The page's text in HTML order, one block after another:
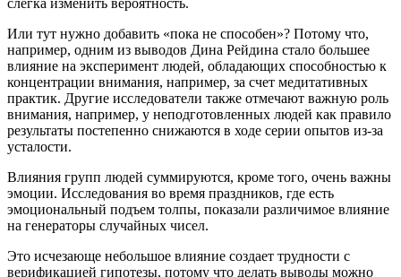
Или тут нужно добавить «пока не способен»? Потому что,
например, одним из выводов Дина Рейдина стало большее
влияние на эксперимент людей, обладающих способностью к
концентрации внимания, например, за счет медитативных
практик. Другие исследователи также отмечают важную роль
внимания, например, у неподготовленных людей как правило
результаты постепенно снижаются в ходе серии опытов из-за
усталости.
Влияния групп людей суммируются, кроме того, очень важны
эмоции. Исследования во время праздников, где есть
эмоциональный подъем толпы, показали различимое влияние
на генераторы случайных чисел.
Это исчезающе небольшое влияние создает трудности с
верификацией гипотезы, потому что делать выводы можно